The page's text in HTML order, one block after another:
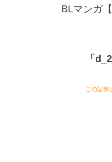
BLマンガ
「
この記事